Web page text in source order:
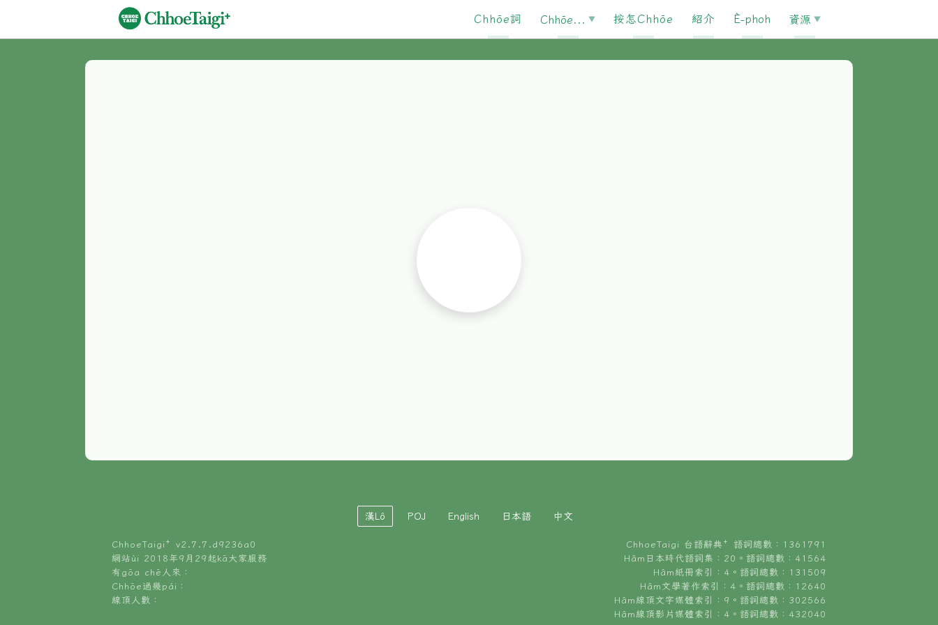
Chhōe詞 Chhōe... 按怎Chhōe 紹介 È-phoh 資源
漢Lô POJ English 日本語 中文
ChhoeTaigi⁺ v2.7.7.d9236a0
網站ùi 2018年9月29起kā大家服務
有gōa chē人來：
Chhōe過幾pái：
線頂人數：
ChhoeTaigi 台語辭典⁺ 語詞總數：1361791
Hâm日本時代語詞集：20。語詞總數：41564
Hâm紙冊索引：4。語詞總數：131509
Hâm文學著作索引：4。語詞總數：12640
Hâm線頂文字媒體索引：9。語詞總數：302566
Hâm線頂影片媒體索引：4。語詞總數：432040